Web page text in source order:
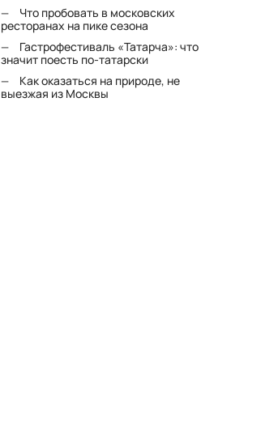
Что пробовать в московских
ресторанах на пике сезона
Гастрофестиваль «Татарча»: что
значит поесть по-татарски
Как оказаться на природе, не
выезжая из Москвы